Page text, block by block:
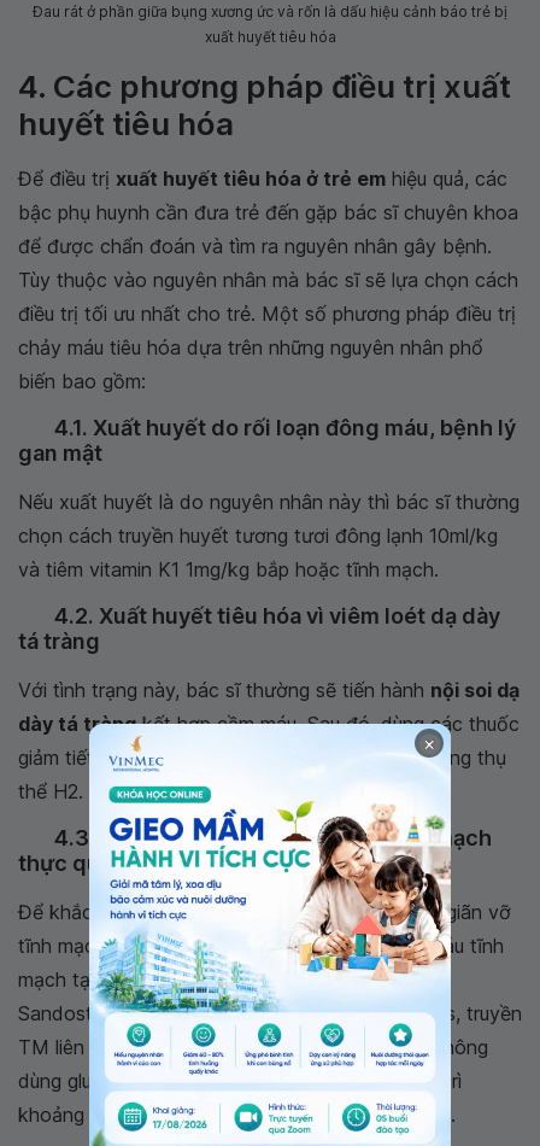
Đau rát ở phần giữa bụng xương ức và rốn là dấu hiệu cảnh báo trẻ bị
xuất huyết tiêu hóa
4. Các phương pháp điều trị xuất
huyết tiêu hóa
Để điều trị xuất huyết tiêu hóa ở trẻ em hiệu quả, các
bậc phụ huynh cần đưa trẻ đến gặp bác sĩ chuyên khoa
để được chẩn đoán và tìm ra nguyên nhân gây bệnh.
Tùy thuộc vào nguyên nhân mà bác sĩ sẽ lựa chọn cách
điều trị tối ưu nhất cho trẻ. Một số phương pháp điều trị
chảy máu tiêu hóa dựa trên những nguyên nhân phổ
biến bao gồm:
4.1. Xuất huyết do rối loạn đông máu, bệnh lý
gan mật
Nếu xuất huyết là do nguyên nhân này thì bác sĩ thường
chọn cách truyền huyết tương tươi đông lạnh 10ml/kg
và tiêm vitamin K1 1mg/kg bắp hoặc tĩnh mạch.
4.2. Xuất huyết tiêu hóa vì viêm loét dạ dày
tá tràng
Với tình trạng này, bác sĩ thường sẽ tiến hành nội soi dạ
dày tá tràngkết hợp cầm máu. Sau đó, dùng các thuốc
giảm tiết axit để ức chế bơm proton hoặc là kháng thụ
thể H2.
4.3. Xuất huyết do vỡ hoặc giãn tĩnh mạch
thực quản
Để khắc phục tình trạng xuất huyết tiêu hóa do giãn vỡ
tĩnh mạch thực quản cần đặt sonde giúp cầm máu tĩnh
mạch tại chỗ bị vỡ. Tiếp đó, bác sĩ sẽ sử dụng
Sandostatin với liều dùng thường là 1 μg/kg bolus, truyền
TM liên tục 1 μg/kg /1 giờ (pha với NaCl 0.9%, không
dùng glucose, tối đa 50 μg/1 giờ), sau cùng duy trì
khoảng từ 0,3 - 0,5 μg/kg/1 giờ trong 3 - 5 ngày.
×